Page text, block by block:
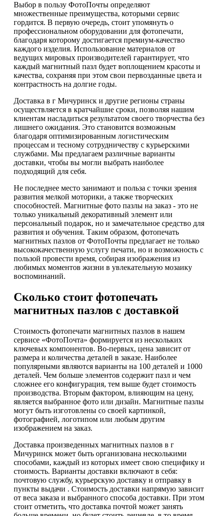
Выбор в пользу ФотоПочты определяют
множественные преимущества, которыми сервис
гордится. В первую очередь, стоит упомянуть о
профессиональном оборудовании для фотопечати,
благодаря которому достигается премиум-качество
каждого изделия. Использование материалов от
ведущих мировых производителей гарантирует, что
каждый магнитный пазл будет воплощением красоты и
качества, сохраняя при этом свои первозданные цвета и
контрастность на долгие годы.
Доставка в г Мичуринск и другие регионы страны
осуществляется в кратчайшие сроки, позволяя нашим
клиентам насладиться результатом своего творчества без
лишнего ожидания. Это становится возможным
благодаря оптимизированным логистическим
процессам и тесному сотрудничеству с курьерскими
службами. Мы предлагаем различные варианты
доставки, чтобы вы могли выбрать наиболее
подходящий для себя.
Не последнее место занимают и польза с точки зрения
развития мелкой моторики, а также творческих
способностей. Магнитные фото пазлы на заказ - это не
только уникальный декоративный элемент или
персональный подарок, но и замечательное средство для
развития и обучения. Таким образом, фотопечать
магнитных пазлов от ФотоПочты предлагает не только
высококачественную услугу печати, но и возможность с
пользой провести время, собирая изображения из
любимых моментов жизни в увлекательную мозаику
воспоминаний.
Сколько стоит фотопечать
магнитных пазлов с доставкой
Стоимость фотопечати магнитных пазлов в нашем
сервисе «ФотоПочта» формируется из нескольких
ключевых компонентов. Во-первых, цена зависит от
размера и количества деталей в заказе. Наиболее
популярными являются варианты на 100 деталей и 1000
деталей. Чем больше элементов содержит пазл и чем
сложнее его конфигурация, тем выше будет стоимость
производства. Вторым фактором, влияющим на цену,
является выбранное фото или дизайн. Магнитные пазлы
могут быть изготовлены со своей картинкой,
фотографией, логотипом или любым другим
изображением на заказ.
Доставка произведенных магнитных пазлов в г
Мичуринск может быть организована несколькими
способами, каждый из которых имеет свою специфику и
стоимость. Варианты доставки включают в себя:
почтовую службу, курьерскую доставку и отправку в
пункты выдачи . Стоимость доставки напрямую зависит
от веса заказа и выбранного способа доставки. При этом
стоит отметить, что доставка почтой может занять